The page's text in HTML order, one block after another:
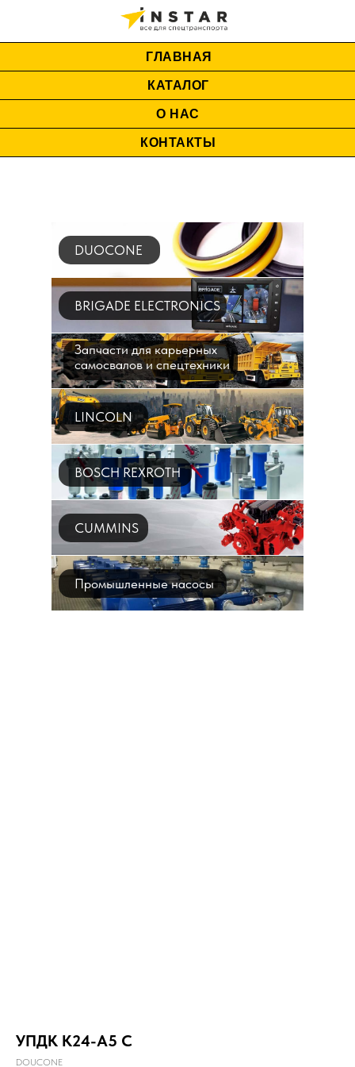
ГЛАВНАЯ
КАТАЛОГ
О НАС
КОНТАКТЫ
DUOCONE
BRIGADE ELECTRONICS
Запчасти для карьерных
самосвалов и спецтехники
LINCOLN
BOSCH REXROTH
CUMMINS
Промышленные насосы
УПДК К24-А5 С
DOUCONE